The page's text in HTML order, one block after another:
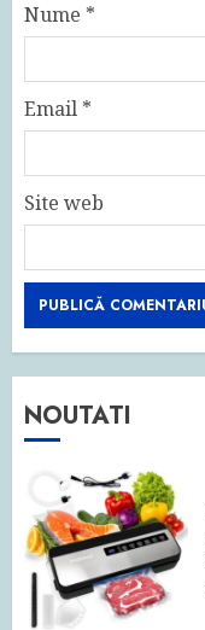
Nume *
Email *
Site web
NOUTATI